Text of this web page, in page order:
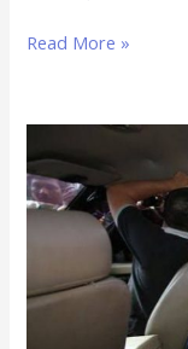
Read More »
Kotak
Pandora
Korupsi
Kemenag